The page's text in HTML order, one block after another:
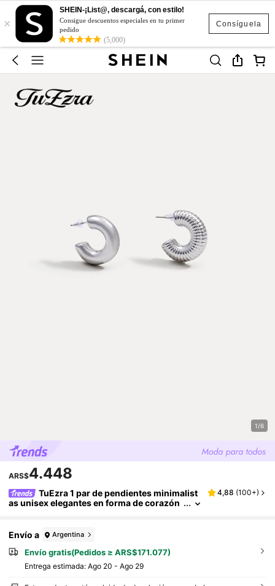
Consíguela
×
SHEIN-¡List@, descargá, con estilo!
Consigue descuentos especiales en tu primer
pedido
(5,000)
1/6
ARS$4.448
TuEzra 1 par de pendientes minimalist
as unisex elegantes en forma de corazón
re, mamá, madre, Día de la Madre, regalo
4,88 (100+)
Envío a Argentina
Envío gratis(Pedidos ≥ ARS$171.077)
Entrega estimada: Ago 20 - Ago 29